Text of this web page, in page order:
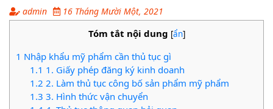
admin 16 Tháng Mười Một, 2021
Tóm tắt nội dung [ẩn]
1 Nhập khẩu mỹ phẩm cần thủ tục gì
1.1 1. Giấy phép đăng ký kinh doanh
1.2 2. Làm thủ tục công bố sản phẩm mỹ phẩm
1.3 3. Hình thức vận chuyển